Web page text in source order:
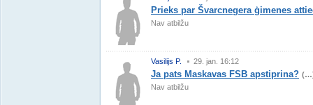
Prieks par Švarcnegera ģimenes
Nav atbilžu
Vasilijs P. 29. jan. 16:12
Ja pats Maskavas FSB apstiprina?
Nav atbilžu